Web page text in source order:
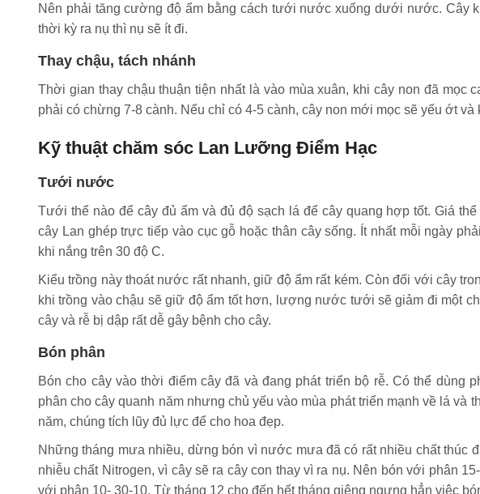
Nên phải tăng cường độ ẩm bằng cách tưới nước xuống dưới nước. Cây
thời kỳ ra nụ thì nụ sẽ ít đi.
Thay chậu, tách nhánh
Thời gian thay chậu thuận tiện nhất là vào mùa xuân, khi cây non đã mọc
phải có chừng 7-8 cành. Nếu chỉ có 4-5 cành, cây non mới mọc sẽ yếu ớt và
Kỹ thuật chăm sóc Lan Lưỡng Điểm Hạc
Tưới nước
Tưới thể nào để cây đủ ẩm và đủ độ sạch lá để cây quang hợp tốt. Giá
cây Lan ghép trực tiếp vào cục gỗ hoặc thân cây sống. Ít nhất mỗi ngày
khi nắng trên 30 độ C.
Kiểu trồng này thoát nước rất nhanh, giữ độ ẩm rất kém. Còn đối với cây
khi trồng vào chậu sẽ giữ độ ẩm tốt hơn, lượng nước tưới sẽ giảm đi một
cây và rễ bị dập rất dễ gây bệnh cho cây.
Bón phân
Bón cho cây vào thời điểm cây đã và đang phát triển bộ rễ. Có thể dùng
phân cho cây quanh năm nhưng chủ yếu vào mùa phát triển mạnh về lá và
năm, chúng tích lũy đủ lực để cho hoa đẹp.
Những tháng mưa nhiều, dừng bón vì nước mưa đã có rất nhiều chất thúc
nhiễu chất Nitrogen, vì cây sẽ ra cây con thay vì ra nụ. Nên bón với phân
với phân 10- 30-10. Từ tháng 12 cho đến hết tháng giêng ngưng hẳn việc